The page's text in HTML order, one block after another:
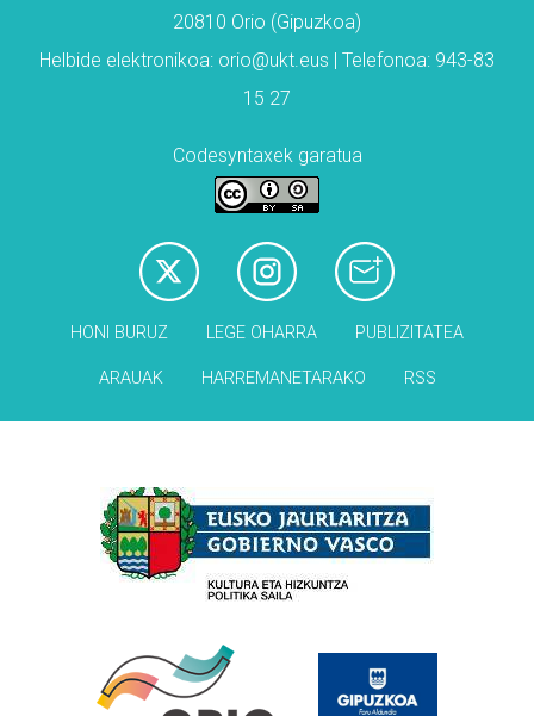
20810 Orio (Gipuzkoa)
Helbide elektronikoa: orio@ukt.eus | Telefonoa: 943-83
15 27
Codesyntaxek garatua
HONI BURUZ LEGE OHARRA PUBLIZITATEA
ARAUAK HARREMANETARAKO RSS